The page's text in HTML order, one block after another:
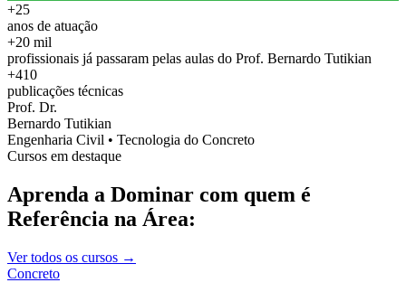
+25
anos de atuação
+20 mil
profissionais já passaram pelas aulas do Prof. Bernardo Tutikian
+410
publicações técnicas
Prof. Dr.
Bernardo Tutikian
Engenharia Civil • Tecnologia do Concreto
Cursos em destaque
Aprenda a Dominar com quem é
Referência na Área:
Ver todos os cursos →
Concreto